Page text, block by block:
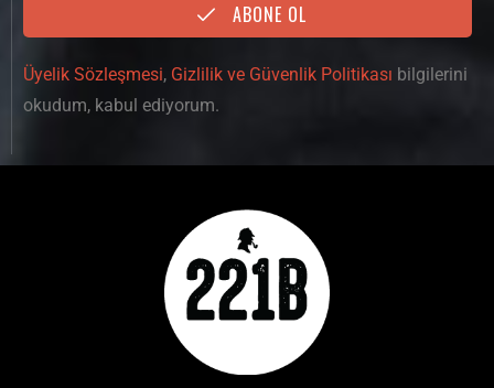
ABONE OL
Üyelik Sözleşmesi, Gizlilik ve Güvenlik Politikası bilgilerini
okudum, kabul ediyorum.